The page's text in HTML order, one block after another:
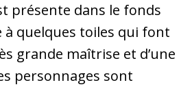
présente dans le fonds
à quelques toiles qui font
grande maîtrise et d’une
personnages sont